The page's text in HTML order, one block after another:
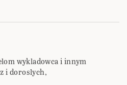
wykladowca i innym
i doroslych,